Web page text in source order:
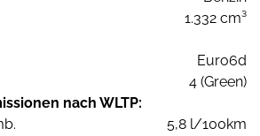
1.332 cm³
Euro6d
4 (Green)
nach WLTP:
5,8 l/100km